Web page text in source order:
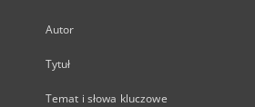
Autor
Tytuł
Temat i słowa kluczowe